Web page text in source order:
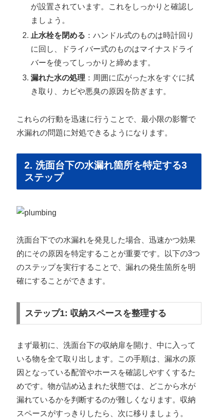
が設置されています。これをしっかりと確認し
ましょう。
止水栓を閉める ：ハンドル式のものは時計回り
に回し、ドライバー式のものはマイナスドライ
バーを使ってしっかりと締めます。
漏れた水の処理 ：周囲に広がった水をすぐに拭
き取り、カビや悪臭の原因を防ぎます。
これらの行動を迅速に行うことで、最小限の影響で
水漏れの問題に対処できるようになります。
2. 洗面台下の水漏れ箇所を特定する3
ステップ
洗面台下での水漏れを発見した場合、迅速かつ効果
的にその原因を特定することが重要です。以下の3つ
のステップを実行することで、漏れの発生箇所を明
確にすることができます。
ステップ1: 収納スペースを整理する
まず最初に、洗面台下の収納扉を開け、中に入って
いる物を全て取り出します。この手順は、漏水の原
因となっている配管やホースを確認しやすくするた
めです。物が詰め込まれた状態では、どこから水が
漏れているかを判断するのが難しくなります。収納
スペースがすっきりしたら、次に移りましょう。